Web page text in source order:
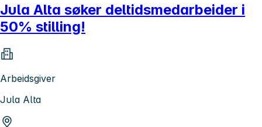
Jula Alta søker deltidsmedarbeider i
50% stilling!
Arbeidsgiver
Jula Alta